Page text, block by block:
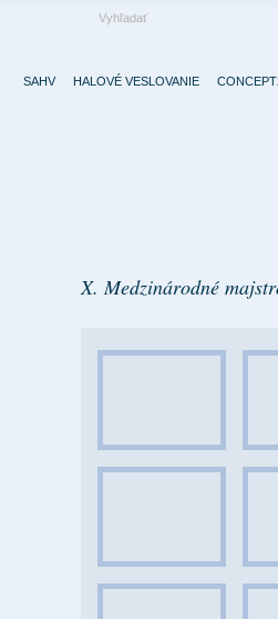
SAHV HALOVÉ VESLOVANIE
X. Medzinárodné